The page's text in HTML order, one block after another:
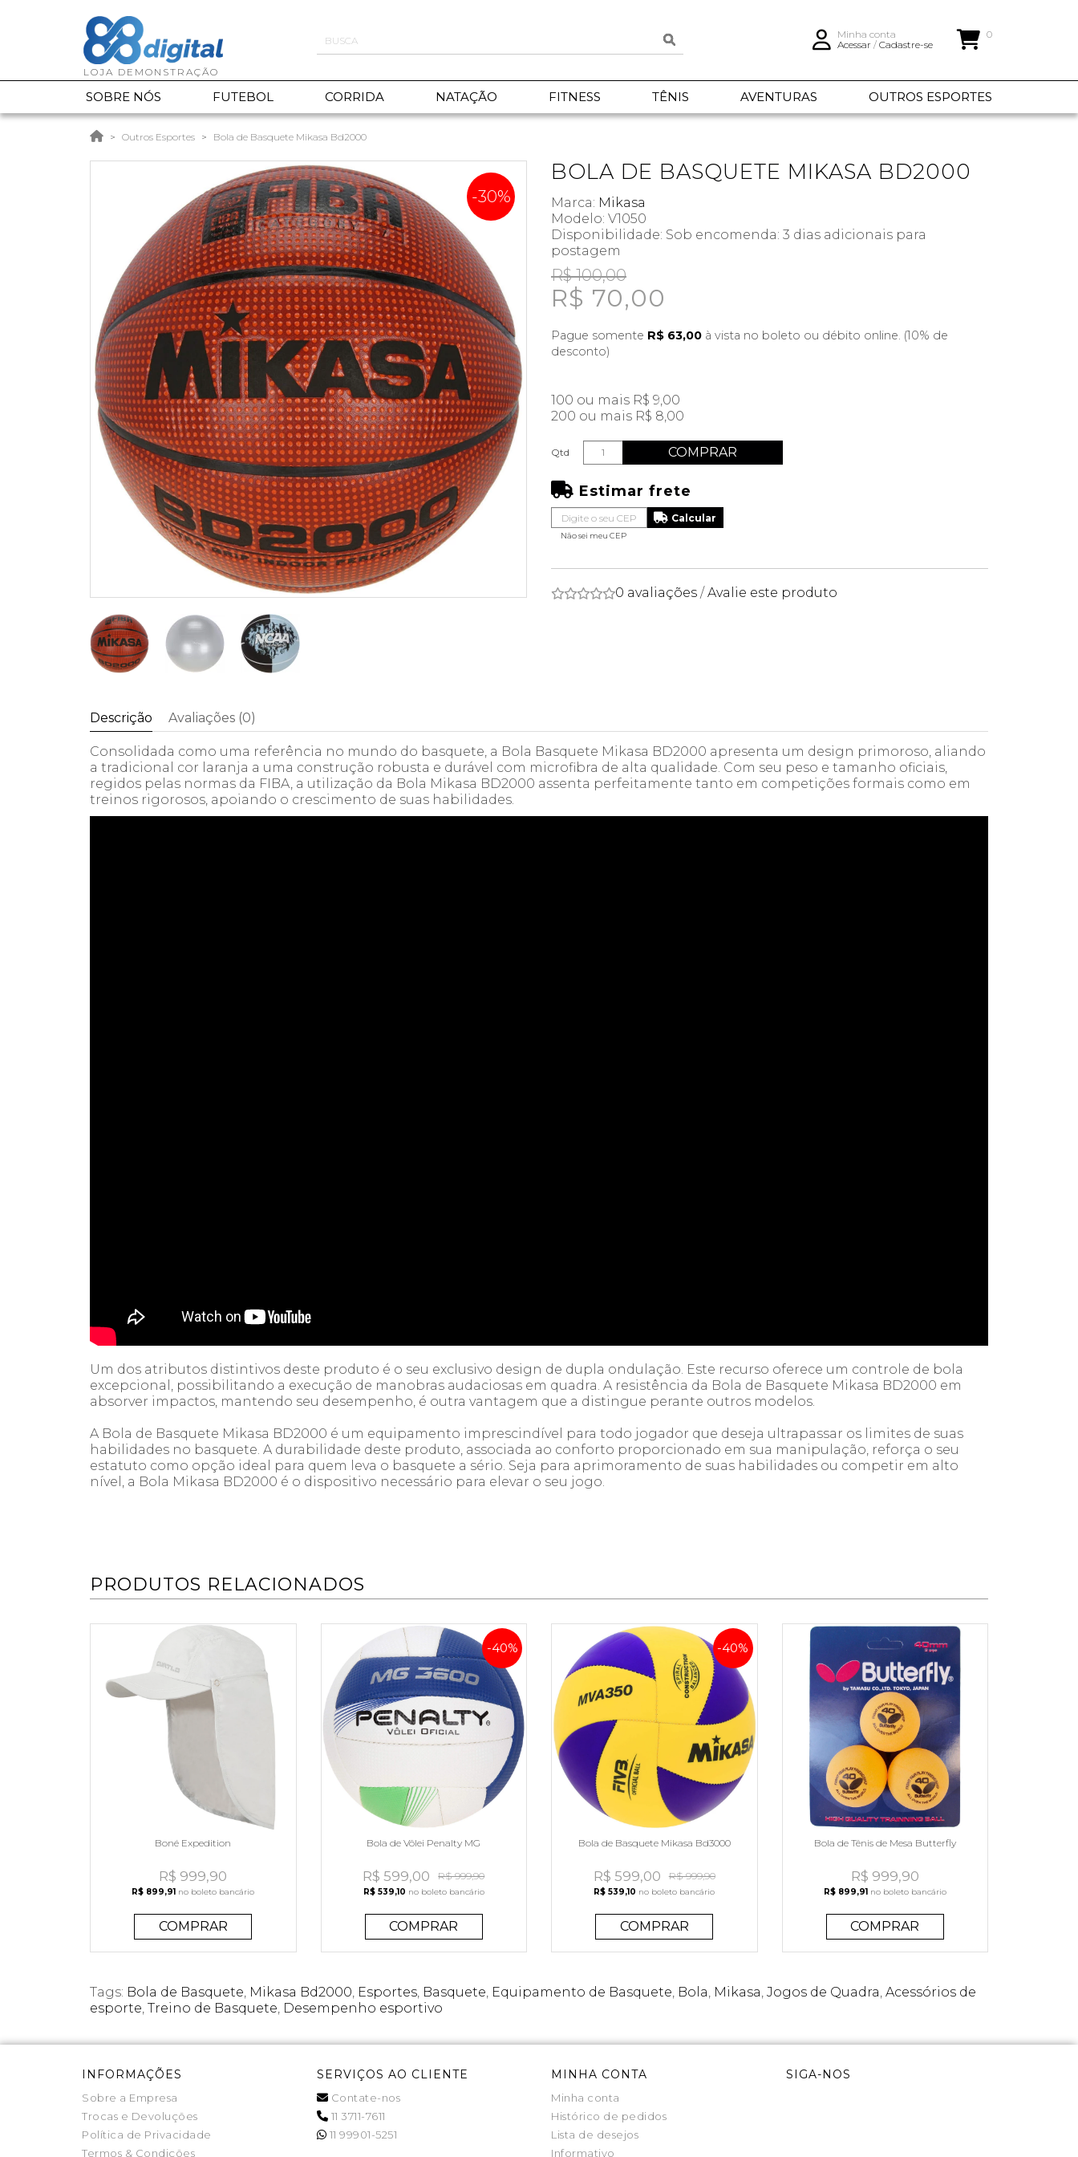
Minha conta
Acessar / Cadastre-se
0
SOBRE NÓS FUTEBOL CORRIDA NATAÇÃO FITNESS TÊNIS AVENTURAS OUTROS ESPORTES
Outros Esportes Bola de Basquete Mikasa Bd2000
-30%
BOLA DE BASQUETE MIKASA BD2000
Marca: Mikasa
Modelo: V1050
Disponibilidade: Sob encomenda: 3 dias adicionais para
postagem
R$ 70,00
R$ 100,00
Pague somente R$ 63,00 à vista no boleto ou débito online. (10% de
desconto)
100 ou mais R$ 9,00
200 ou mais R$ 8,00
Qtd COMPRAR
Estimar frete
Não sei meu CEP
0 avaliações /Avalie este produto
Descrição Avaliações (0)
Consolidada como uma referência no mundo do basquete, a Bola Basquete Mikasa BD2000 apresenta um design primoroso, aliando
a tradicional cor laranja a uma construção robusta e durável com microfibra de alta qualidade. Com seu peso e tamanho oficiais,
regidos pelas normas da FIBA, a utilização da Bola Mikasa BD2000 assenta perfeitamente tanto em competições formais como em
treinos rigorosos, apoiando o crescimento de suas habilidades.
Um dos atributos distintivos deste produto é o seu exclusivo design de dupla ondulação. Este recurso oferece um controle de bola
excepcional, possibilitando a execução de manobras audaciosas em quadra. A resistência da Bola de Basquete Mikasa BD2000 em
absorver impactos, mantendo seu desempenho, é outra vantagem que a distingue perante outros modelos.
A Bola de Basquete Mikasa BD2000 é um equipamento imprescindível para todo jogador que deseja ultrapassar os limites de suas
habilidades no basquete. A durabilidade deste produto, associada ao conforto proporcionado em sua manipulação, reforça o seu
estatuto como opção ideal para quem leva o basquete a sério. Seja para aprimoramento de suas habilidades ou competir em alto
nível, a Bola Mikasa BD2000 é o dispositivo necessário para elevar o seu jogo.
PRODUTOS RELACIONADOS
Boné Expedition
R$ 999,90
R$ 899,91 no boleto bancário
COMPRAR
Bola de Vôlei Penalty MG
-40%
R$ 599,00 R$ 999,90
R$ 539,10 no boleto bancário
COMPRAR
Bola de Basquete Mikasa Bd3000
-40%
R$ 599,00 R$ 999,90
R$ 539,10 no boleto bancário
COMPRAR
Bola de Tênis de Mesa Butterfly
R$ 999,90
R$ 899,91no boleto bancário
COMPRAR
Tags: Bola de Basquete Mikasa Bd2000 Esportes Basquete Equipamento de Basquete Bola Mikasa Jogos de Quadra Acessórios de
esporte Treino de Basquete Desempenho esportivo
INFORMAÇÕES
Sobre a Empresa
Trocas e Devoluções
Política de Privacidade
Termos & Condições
SERVIÇOS AO CLIENTE
Contate-nos
11 3711-7611
11 99901-5251
MINHA CONTA
Minha conta
Histórico de pedidos
Lista de desejos
Informativo
SIGA-NOS